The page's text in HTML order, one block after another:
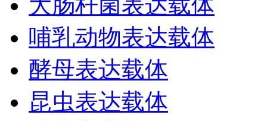
哺乳动物表达载体
酵母表达载体
昆虫表达载体